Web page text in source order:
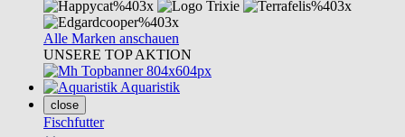
Alle Marken anschauen
UNSERE TOP AKTION
Aquaristik
close
Fischfutter